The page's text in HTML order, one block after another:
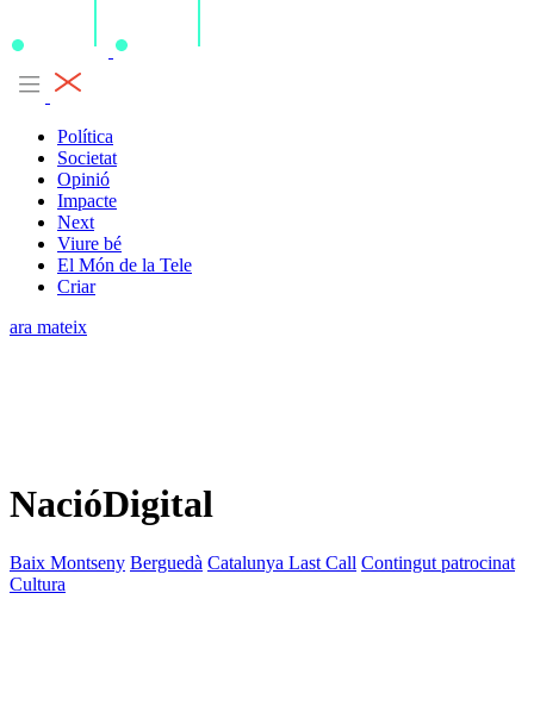
Política
Societat
Opinió
Impacte
Next
Viure bé
El Món de la Tele
Criar
ara mateix
NacióDigital
Baix Montseny Berguedà Catalunya Last Call Contingut patrocinat
Cultura